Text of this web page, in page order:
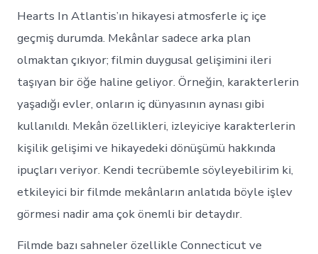
Hearts In Atlantis’ın hikayesi atmosferle iç içe
geçmiş durumda. Mekânlar sadece arka plan
olmaktan çıkıyor; filmin duygusal gelişimini ileri
taşıyan bir öğe haline geliyor. Örneğin, karakterlerin
yaşadığı evler, onların iç dünyasının aynası gibi
kullanıldı. Mekân özellikleri, izleyiciye karakterlerin
kişilik gelişimi ve hikayedeki dönüşümü hakkında
ipuçları veriyor. Kendi tecrübemle söyleyebilirim ki,
etkileyici bir filmde mekânların anlatıda böyle işlev
görmesi nadir ama çok önemli bir detaydır.
Filmde bazı sahneler özellikle Connecticut ve